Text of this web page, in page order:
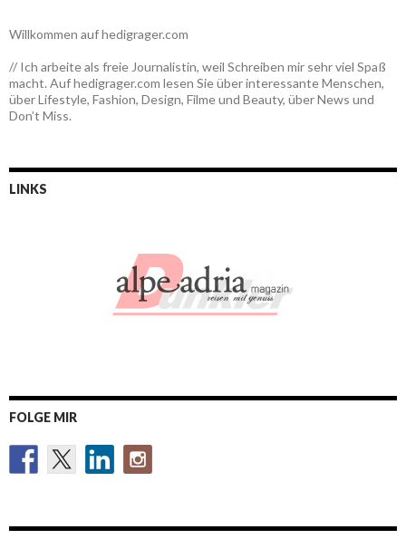
Willkommen auf hedigrager.com
// Ich arbeite als freie Journalistin, weil Schreiben mir sehr viel Spaß
macht. Auf hedigrager.com lesen Sie über interessante Menschen,
über Lifestyle, Fashion, Design, Filme und Beauty, über News und
Don’t Miss.
LINKS
FOLGE MIR